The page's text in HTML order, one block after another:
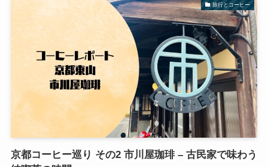
旅行とコーヒー
京都コーヒー巡り その2 市川屋珈琲 – 古民家で味わう